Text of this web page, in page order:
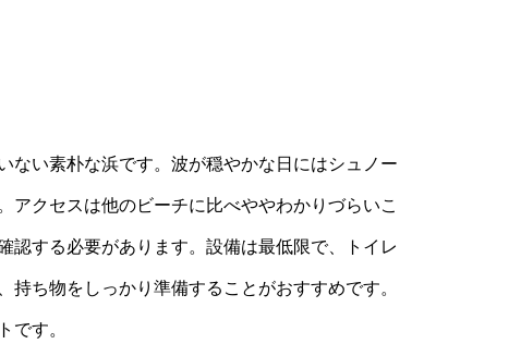
ない素朴な浜です。波が穏やかな日にはシュノー
クセスは他のビーチに比べややわかりづらいこ
認する必要があります。設備は最低限で、トイレ
ち物をしっかり準備することがおすすめです。
です。